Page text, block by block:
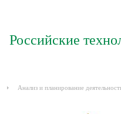
Российские
Анализ и планирование